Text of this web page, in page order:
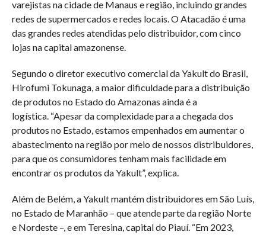
varejistas na cidade de Manaus e região, incluindo grandes
redes de supermercados e redes locais. O Atacadão é uma
das grandes redes atendidas pelo distribuidor, com cinco
lojas na capital amazonense.
Segundo o diretor executivo comercial da Yakult do Brasil,
Hirofumi Tokunaga, a maior dificuldade para a distribuição
de produtos no Estado do Amazonas ainda é a
logística. “Apesar da complexidade para a chegada dos
produtos no Estado, estamos empenhados em aumentar o
abastecimento na região por meio de nossos distribuidores,
para que os consumidores tenham mais facilidade em
encontrar os produtos da Yakult”, explica.
Além de Belém, a Yakult mantém distribuidores em São Luís,
no Estado de Maranhão – que atende parte da região Norte
e Nordeste –, e em Teresina, capital do Piauí. “Em 2023,